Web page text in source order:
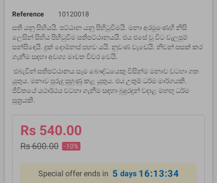
Reference
10120018
සති යනු සිහියයි. පට්ඨාන යනු පිහිටුවීමයි. මනා අරමුණෙහි නිසි
ලෙසින් සිහිය පිහිටුවීම සතිපට්ඨානයයි. එය එසේ වූ විට වැලපුම්
සන්සිඳෙයි. දුක් දොම්නස් පහව යයි. නුවණ වැඩෙයි. නිවන් පසක් කර
ගැනීම සඳහා අවශ්‍ය මාවත විවර වෙයි.
එබැවින් සතිපට්ඨානය සෑම බෞද්ධයෙකු විසින්ම මනාව වටහා ගත
යුතුය. මනාව පුරුදු පුහුණු කළ යුතුය. එය උතුම් ධර්ම මාර්ගයකි.
ජීවිතයේ යථාර්ථය වටහා ගැනීම සඳහා බුදුරදුන් වදාළ මහඟු ධර්ම
සූත‍්‍රයකි.
Rs 540.00
Rs 600.00 -10%
Special offer ends in 5 days 16:13:34